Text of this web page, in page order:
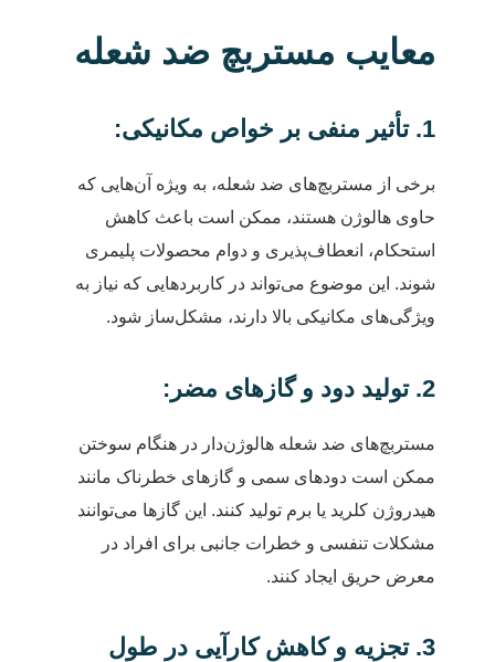
معایب مستربچ ضد شعله
1. تأثیر منفی بر خواص مکانیکی:
برخی از مستربچ‌های ضد شعله، به ویژه آن‌هایی که
حاوی هالوژن هستند، ممکن است باعث کاهش
استحکام، انعطاف‌پذیری و دوام محصولات پلیمری
شوند. این موضوع می‌تواند در کاربردهایی که نیاز به
ویژگی‌های مکانیکی بالا دارند، مشکل‌ساز شود.
2. تولید دود و گازهای مضر:
مستربچ‌های ضد شعله هالوژن‌دار در هنگام سوختن
ممکن است دودهای سمی و گازهای خطرناک مانند
هیدروژن کلرید یا برم تولید کنند. این گازها می‌توانند
مشکلات تنفسی و خطرات جانبی برای افراد در
معرض حریق ایجاد کنند.
3. تجزیه و کاهش کارآیی در طول